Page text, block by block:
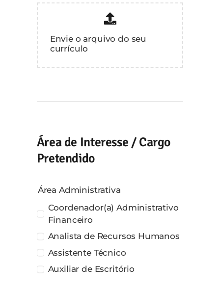
Envie o arquivo do seu
currículo
Área de Interesse / Cargo
Pretendido
Área Administrativa
Coordenador(a) Administrativo
Financeiro
Analista de Recursos Humanos
Assistente Técnico
Auxiliar de Escritório